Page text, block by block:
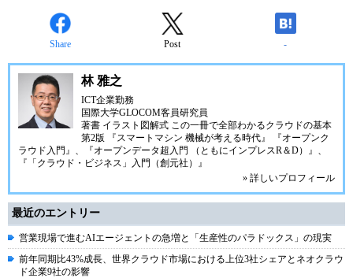
Share Post -
林 雅之
ICT企業勤務
国際大学GLOCOM客員研究員
著書 イラスト図解式 この一冊で全部わかるクラウドの基本
第2版
『スマートマシン 機械が考える時代』
『オープンク
ラウド入門』
『オープンデータ超入門 （ともにインプレスR＆D）』
『「クラウド・ビジネス」入門（創元社）』
» 詳しいプロフィール
最近のエントリー
営業現場で進むAIエージェントの急増と「生産性のパラドックス」の現実
前年同期比43%成長、世界クラウド市場における上位3社シェアとネオクラウ
ド企業9社の影響